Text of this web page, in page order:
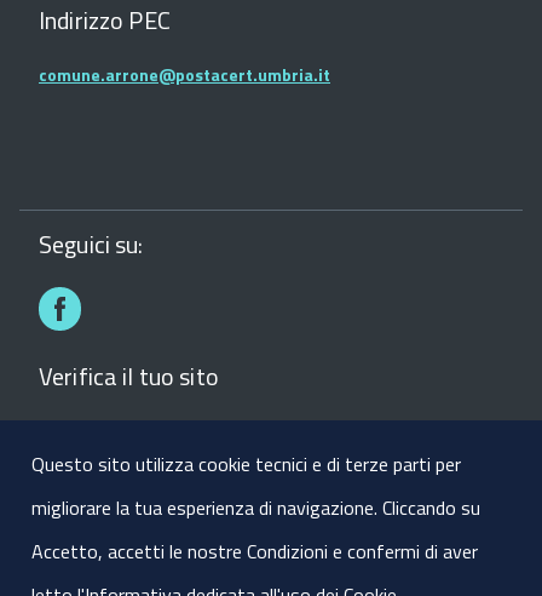
Indirizzo PEC
comune.arrone@postacert.umbria.it
Seguici su:
Verifica il tuo sito
Verifica il sito del comune con la Bussola della
Trasparenza dei siti web
Visite:136122
Questo sito utilizza cookie tecnici e di terze parti per
migliorare la tua esperienza di navigazione. Cliccando su
Accetto, accetti le nostre Condizioni e confermi di aver